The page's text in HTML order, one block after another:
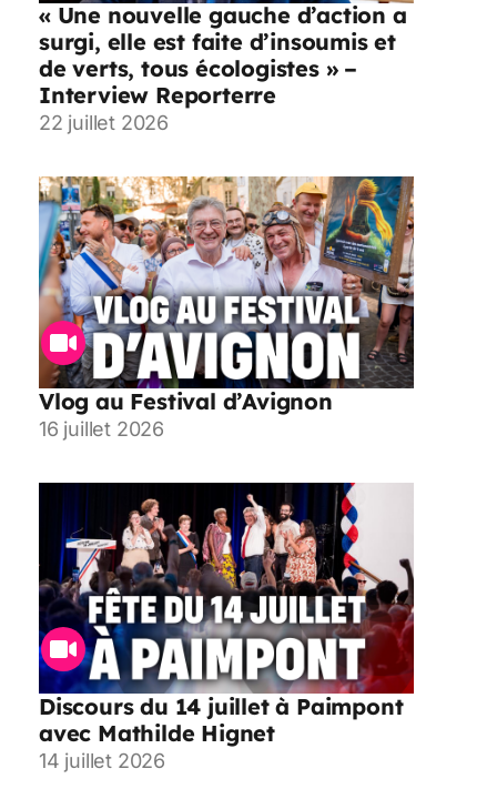
« Une nouvelle gauche d’action a
surgi, elle est faite d’insoumis et
de verts, tous écologistes » –
Interview Reporterre
22 juillet 2026
Vlog au Festival d’Avignon
16 juillet 2026
Discours du 14 juillet à Paimpont
avec Mathilde Hignet
14 juillet 2026